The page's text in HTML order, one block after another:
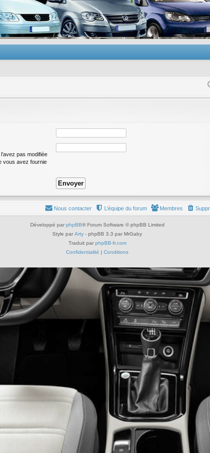
Touran
pas modifiée
vous avez fournie
Membres
L’équipe du forum
Nous contacter
Développé par phpBB® Forum Software © phpBB Limited
Style par Arty - phpBB 3.3 par MrGaby
Traduit par phpBB-fr.com
Confidentialité | Conditions